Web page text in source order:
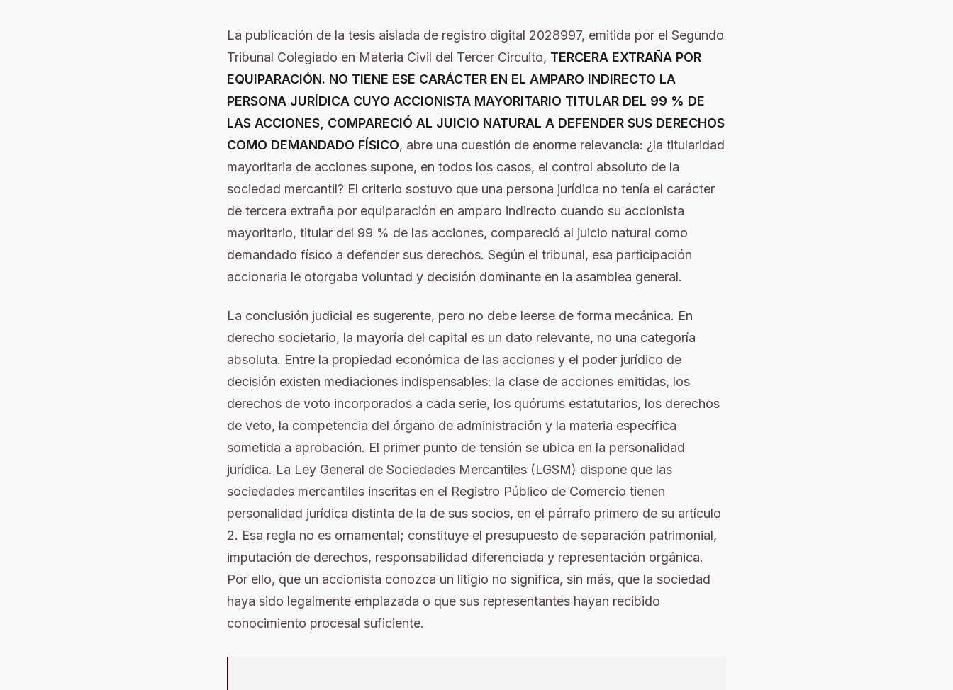
La publicación de la tesis aislada de registro digital 2028997, emitida por el Segundo
Tribunal Colegiado en Materia Civil del Tercer Circuito, TERCERA EXTRAÑA POR
EQUIPARACIÓN. NO TIENE ESE CARÁCTER EN EL AMPARO INDIRECTO LA
PERSONA JURÍDICA CUYO ACCIONISTA MAYORITARIO TITULAR DEL 99 % DE
LAS ACCIONES, COMPARECIÓ AL JUICIO NATURAL A DEFENDER SUS DERECHOS
COMO DEMANDADO FÍSICO, abre una cuestión de enorme relevancia: ¿la titularidad
mayoritaria de acciones supone, en todos los casos, el control absoluto de la
sociedad mercantil? El criterio sostuvo que una persona jurídica no tenía el carácter
de tercera extraña por equiparación en amparo indirecto cuando su accionista
mayoritario, titular del 99 % de las acciones, compareció al juicio natural como
demandado físico a defender sus derechos. Según el tribunal, esa participación
accionaria le otorgaba voluntad y decisión dominante en la asamblea general.
La conclusión judicial es sugerente, pero no debe leerse de forma mecánica. En
derecho societario, la mayoría del capital es un dato relevante, no una categoría
absoluta. Entre la propiedad económica de las acciones y el poder jurídico de
decisión existen mediaciones indispensables: la clase de acciones emitidas, los
derechos de voto incorporados a cada serie, los quórums estatutarios, los derechos
de veto, la competencia del órgano de administración y la materia específica
sometida a aprobación. El primer punto de tensión se ubica en la personalidad
jurídica. La Ley General de Sociedades Mercantiles (LGSM) dispone que las
sociedades mercantiles inscritas en el Registro Público de Comercio tienen
personalidad jurídica distinta de la de sus socios, en el párrafo primero de su artículo
2. Esa regla no es ornamental; constituye el presupuesto de separación patrimonial,
imputación de derechos, responsabilidad diferenciada y representación orgánica.
Por ello, que un accionista conozca un litigio no significa, sin más, que la sociedad
haya sido legalmente emplazada o que sus representantes hayan recibido
conocimiento procesal suficiente.